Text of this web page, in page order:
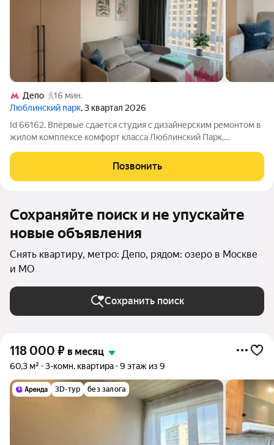
Депо
16 мин.
Люблинский парк, 3 квартал 2026
Id 66162. Впервые сдается студия с дизайнерским ремонтом в
жилом комплексе комфорт класса Люблинский Парк,
квартире установлено все необходимое для жизни, просмотр
и заселение возможны в
Позвонить
Сохраняйте поиск и не упускайте
новые объявления
Снять квартиру, метро: Депо, рядом: озеро в Москве
и МО
Сохранить поиск
118 000 ₽ в месяц
60,3 м² 3-комн. квартира 9 этаж из 9
3D-тур без залога